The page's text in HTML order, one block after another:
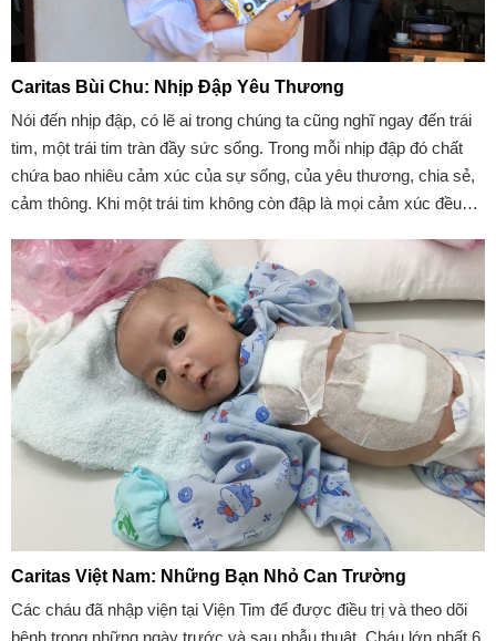
Caritas Bùi Chu: Nhịp Đập Yêu Thương
Nói đến nhịp đập, có lẽ ai trong chúng ta cũng nghĩ ngay đến trái
tim, một trái tim tràn đầy sức sống. Trong mỗi nhịp đập đó chất
chứa bao nhiêu cảm xúc của sự sống, của yêu thương, chia sẻ,
cảm thông. Khi một trái tim không còn đập là mọi cảm xúc đều
muốn khi sinh ra, có một trái tim khỏe mạnh để cảm nhận và trao
ban tình yêu cho người khác.
Caritas Việt Nam: Những Bạn Nhỏ Can Trường
Các cháu đã nhập viện tại Viện Tim để được điều trị và theo dõi
bệnh trong những ngày trước và sau phẫu thuật. Cháu lớn nhất 6